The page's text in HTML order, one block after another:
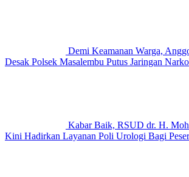
Demi Keamanan Warga,
Desak Polsek Masalembu Putus Jaringan
Kabar Baik, RSUD dr. H.
Kini Hadirkan Layanan Poli Urologi Bagi